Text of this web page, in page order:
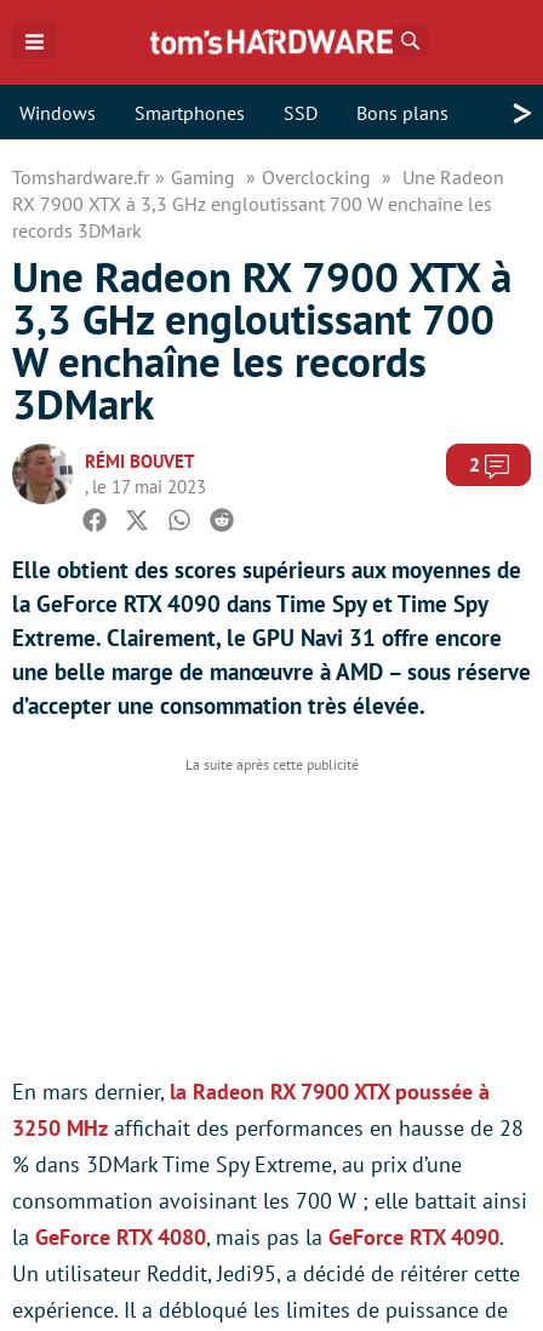
Windows Smartphones SSD Bons plans >
Tomshardware.fr Gaming Overclocking
Une Radeon
RX 7900 XTX à 3,3 GHz engloutissant 700 W enchaîne les
records 3DMark
Une Radeon RX 7900 XTX à
3,3 GHz engloutissant 700
W enchaîne les records
3DMark
RÉMI BOUVET
, le 17 mai 2023
2
Facebook
TwitterWhatsapp
Reddit
Elle obtient des scores supérieurs aux moyennes de
la GeForce RTX 4090 dans Time Spy et Time Spy
Extreme. Clairement, le GPU Navi 31 offre encore
une belle marge de manœuvre à AMD – sous réserve
d’accepter une consommation très élevée.
En mars dernier, la Radeon RX 7900 XTX poussée à
3250 MHz affichait des performances en hausse de 28
% dans 3DMark Time Spy Extreme, au prix d’une
consommation avoisinant les 700 W ; elle battait ainsi
la GeForce RTX 4080, mais pas la GeForce RTX 4090.
Un utilisateur Reddit, Jedi95, a décidé de réitérer cette
expérience. Il a débloqué les limites de puissance de